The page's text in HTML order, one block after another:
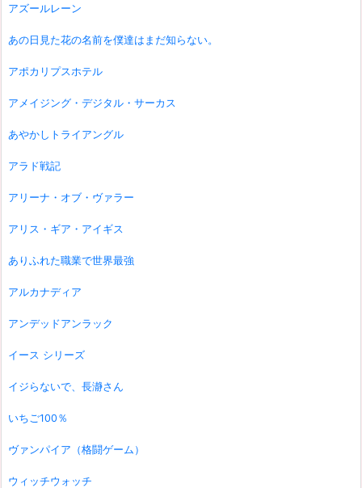
アズールレーン
あの日見た花の名前を僕達はまだ知らない。
アポカリプスホテル
アメイジング・デジタル・サーカス
あやかしトライアングル
アラド戦記
アリーナ・オブ・ヴァラー
アリス・ギア・アイギス
ありふれた職業で世界最強
アルカナディア
アンデッドアンラック
イース シリーズ
イジらないで、長瀞さん
いちご100％
ヴァンパイア（格闘ゲーム）
ウィッチウォッチ